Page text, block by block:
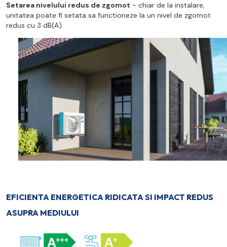
Setarea nivelului redus de zgomot - chiar de la instalare,
unitatea poate fi setata sa functioneze la un nivel de zgomot
redus cu 3 dB(A)
EFICIENTA ENERGETICA RIDICATA SI IMPACT REDUS
ASUPRA MEDIULUI